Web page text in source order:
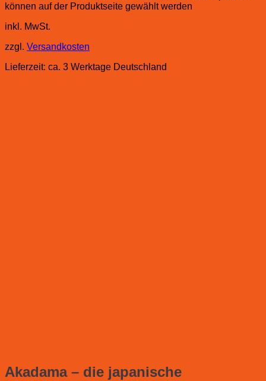
können auf der Produktseite gewählt werden
inkl. MwSt.
zzgl. Versandkosten
Lieferzeit: ca. 3 Werktage Deutschland
Akadama – die japanische